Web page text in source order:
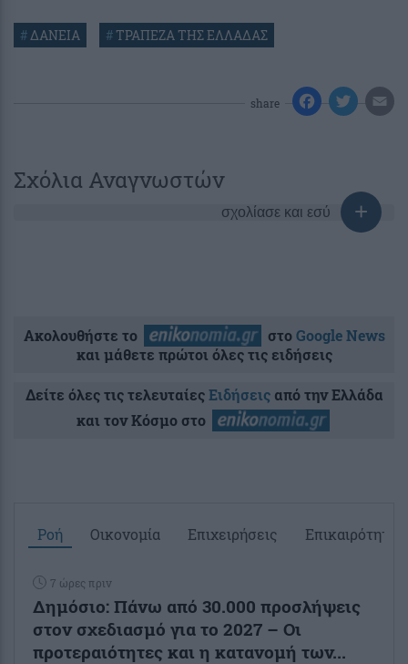
# ΔΑΝΕΙΑ # ΤΡΑΠΕΖΑ ΤΗΣ ΕΛΛΑΔΑΣ
share
Σχόλια Αναγνωστών
σχολίασε και εσύ
Ακολουθήστε το στοGoogle News
και μάθετε πρώτοι όλες τις ειδήσεις
Δείτε όλες τις τελευταίεςΕιδήσειςαπό την Ελλάδα
και τον Κόσμο στο
Ροή Οικονομία Επιχειρήσεις Επικαιρότητα
7 ώρες πριν
Δημόσιο: Πάνω από 30.000 προσλήψεις
στον σχεδιασμό για το 2027 – Οι
προτεραιότητες και η κατανομή των...